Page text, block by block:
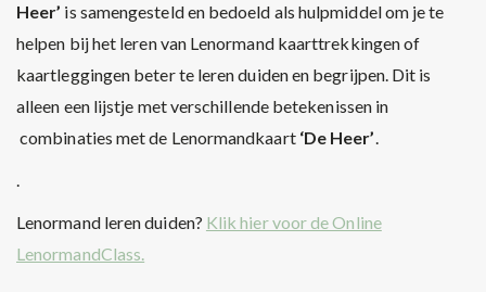
Heer’ is samengesteld en bedoeld als hulpmiddel om je te
helpen bij het leren van Lenormand kaarttrekkingen of
kaartleggingen beter te leren duiden en begrijpen. Dit is
alleen een lijstje met verschillende betekenissen in
combinaties met de Lenormandkaart ‘De Heer’.
.
Lenormand leren duiden? Klik hier voor de Online
LenormandClass.